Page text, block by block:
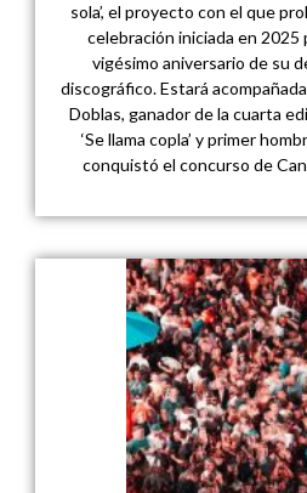
sola’, el proyecto con el que
celebración iniciada en 2025
vigésimo aniversario de su
discográfico. Estará
Doblas, ganador de la cuarta
‘Se llama copla’ y primer
conquistó el concurso de